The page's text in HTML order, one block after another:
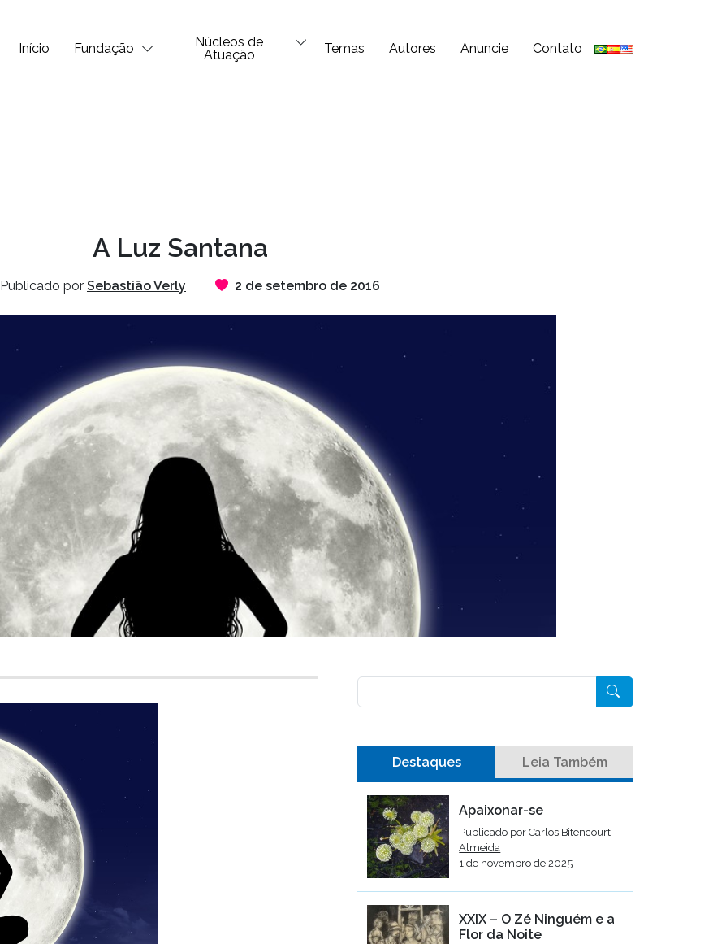
Início Fundação
Núcleos de
Atuação
Temas Autores Anuncie Contato
A Luz Santana
Publicado por Sebastião Verly 2 de setembro de 2016
Destaques Leia Também
Apaixonar-se
Publicado porCarlos Bitencourt
Almeida
1 de novembro de 2025
XXIX – O Zé Ninguém e a
Flor da Noite